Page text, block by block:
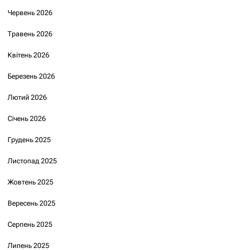
Червень 2026
Травень 2026
Квітень 2026
Березень 2026
Лютий 2026
Січень 2026
Грудень 2025
Листопад 2025
Жовтень 2025
Вересень 2025
Серпень 2025
Липень 2025